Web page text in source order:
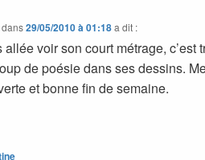
dans29/05/2010 à 01:18a dit :
allée voir son court métrage, c’est
de poésie dans ses dessins.
et bonne fin de semaine.